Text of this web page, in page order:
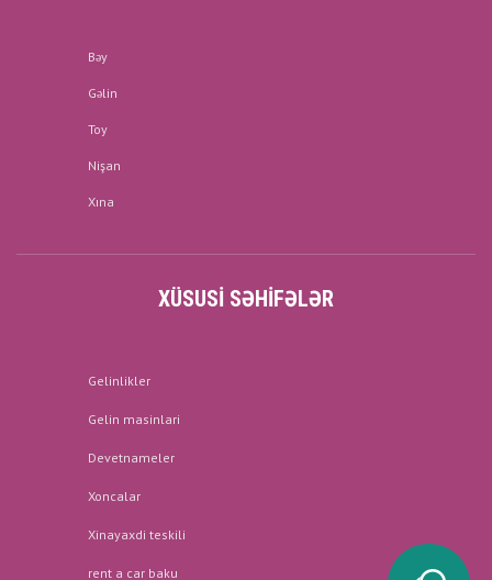
Bəy
Gəlin
Toy
Nişan
Xına
XÜSUSI SƏHIFƏLƏR
Gelinlikler
Gelin masinlari
Devetnameler
Xoncalar
Xinayaxdi teskili
rent a car baku